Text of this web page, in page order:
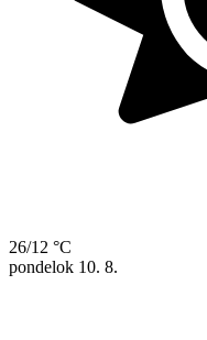
26/12 °C
pondelok 10. 8.